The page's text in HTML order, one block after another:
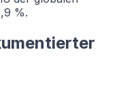
%.